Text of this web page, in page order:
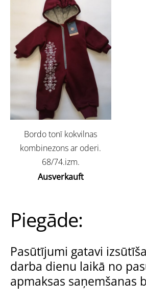
Piegāde:
Pasūtījumi gatavi
darba dienu laikā no
apmaksas saņemšanas
Bordo tonī kokvilnas
kombinezons ar oderi.
68/74.izm.
Ausverkauft